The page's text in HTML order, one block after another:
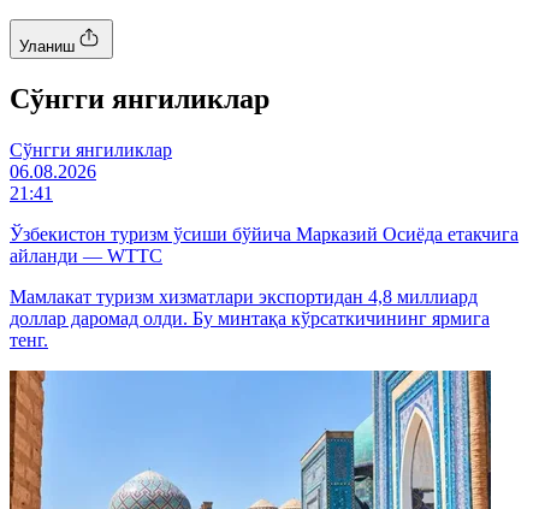
Уланиш
Cўнгги янгиликлар
Cўнгги янгиликлар
06.08.2026
21:41
Ўзбекистон туризм ўсиши бўйича Марказий Осиёда етакчига
айланди — WTTC
Мамлакат туризм хизматлари экспортидан 4,8 миллиард
доллар даромад олди. Бу минтақа кўрсаткичининг ярмига
тенг.